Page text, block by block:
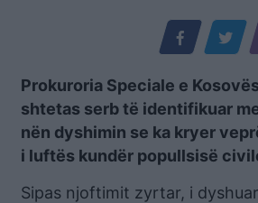
Prokuroria Speciale e
shtetas serb të identifikuar
nën dyshimin se ka kryer
i luftës kundër popullsisë
Sipas njoftimit zyrtar, i